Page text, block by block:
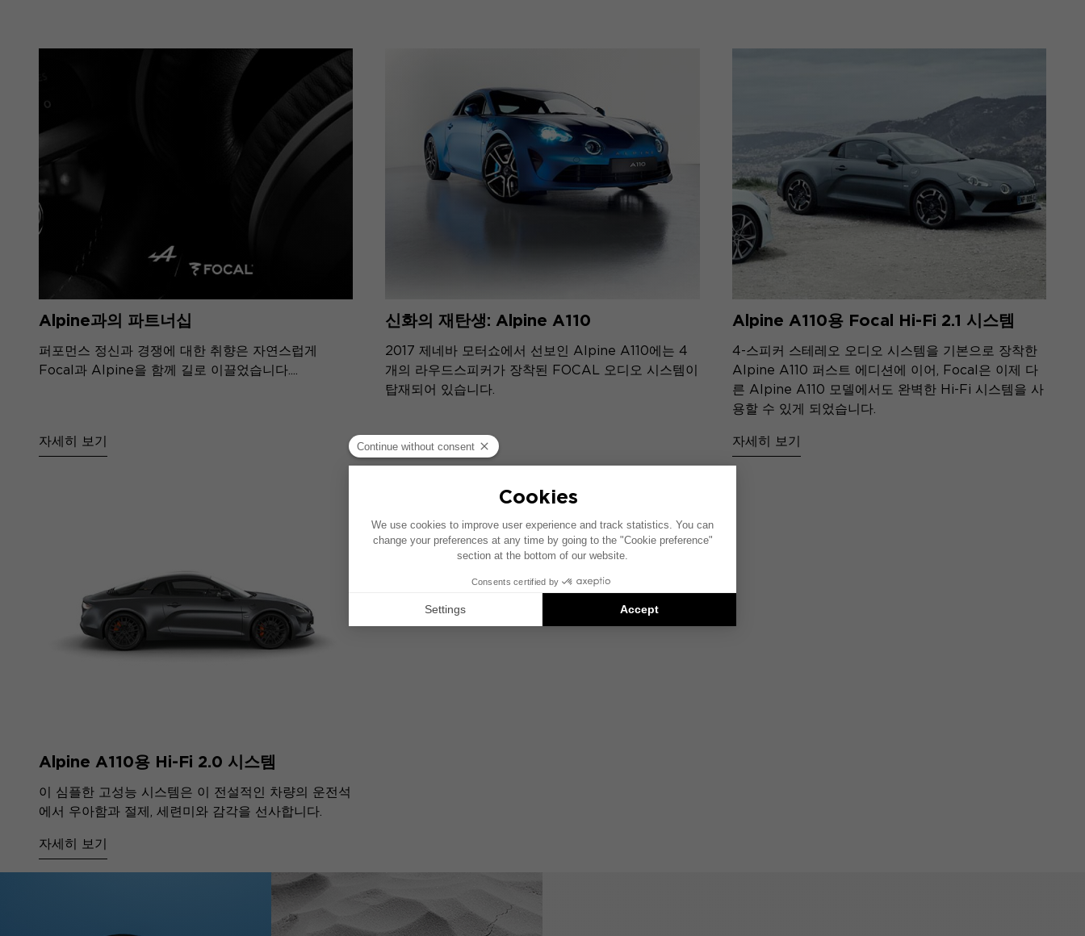
Alpine과의 파트너십
퍼포먼스 정신과 경쟁에 대한 취향은 자연스럽게
Focal과 Alpine을 함께 길로 이끌었습니다....
자세히 보기
신화의 재탄생: Alpine A110
2017 제네바 모터쇼에서 선보인 Alpine A110에는 4
개의 라우드스피커가 장착된 FOCAL 오디오 시스템이
탑재되어 있습니다.
자세히 보기
Alpine A110용 Focal Hi-Fi 2.1 시스템
4-스피커 스테레오 오디오 시스템을 기본으로 장착한
Alpine A110 퍼스트 에디션에 이어, Focal은 이제 다
른 Alpine A110 모델에서도 완벽한 Hi-Fi 시스템을 사
용할 수 있게 되었습니다.
자세히 보기
Alpine A110용 Hi-Fi 2.0 시스템
이 심플한 고성능 시스템은 이 전설적인 차량의 운전석
에서 우아함과 절제, 세련미와 감각을 선사합니다.
자세히 보기